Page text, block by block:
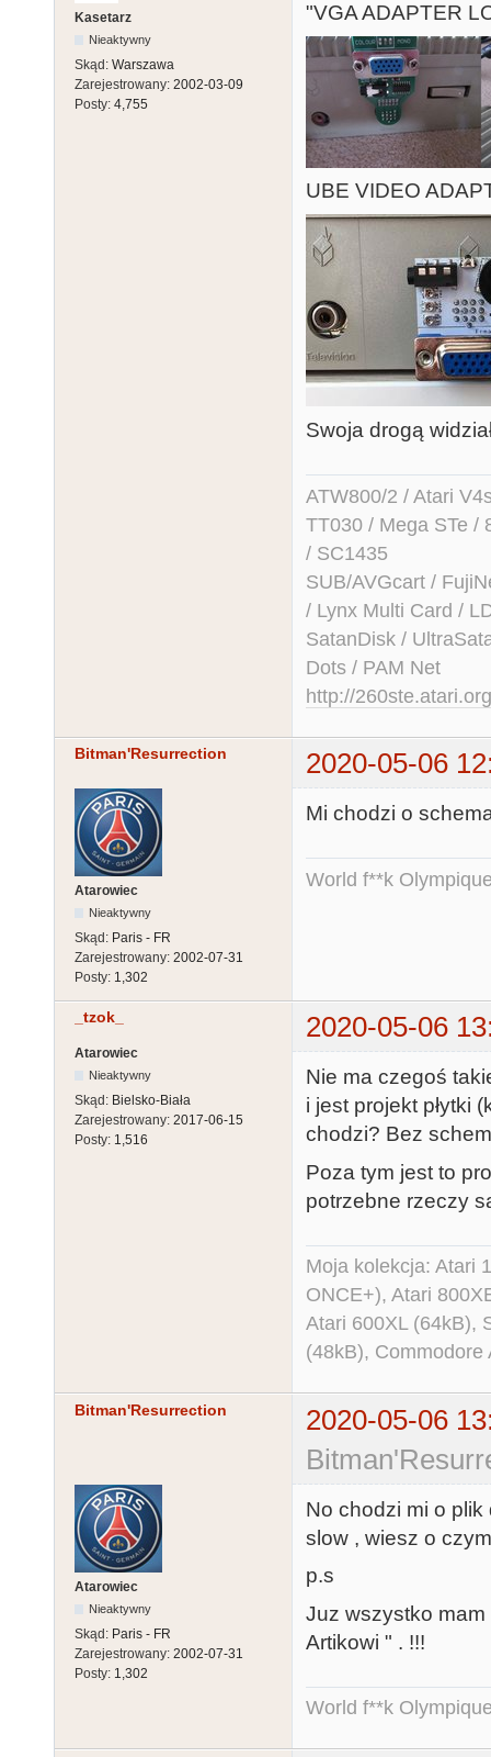
Kasetarz
Nieaktywny
Skąd: Warszawa
Zarejestrowany: 2002-03-09
Posty: 4,755
"VGA ADAPTER
UBE VIDEO
Swoja drogą
ATW800/2 / Atari
TT030 / Mega STe /
/ SC1435
SUB/AVGcart /
/ Lynx Multi Card /
SatanDisk /
Dots / PAM Net
http://260ste.atari.org
Bitman'Resurrection 2020-05-06
Atarowiec
Nieaktywny
Skąd: Paris - FR
Zarejestrowany: 2002-07-31
Posty: 1,302
Mi chodzi o
World f**k
_tzok_ 2020-05-06
Atarowiec
Nieaktywny
Skąd: Bielsko-Biała
Zarejestrowany: 2017-06-15
Posty: 1,516
Nie ma czegoś
i jest projekt płytki
chodzi? Bez
Poza tym jest to
potrzebne rzeczy
Moja kolekcja: Atari
ONCE+), Atari
Atari 600XL (64kB),
(48kB),
Bitman'Resurrection
2020-05-06
Atarowiec
Nieaktywny
Skąd: Paris - FR
Zarejestrowany: 2002-07-31
Posty: 1,302
No chodzi mi o
slow , wiesz o
p.s
Juz wszystko
Artikowi " . !!!
World f**k